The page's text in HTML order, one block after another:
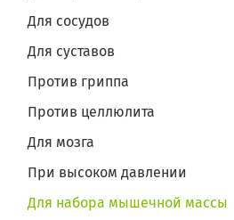
Для сосудов
Для суставов
Против гриппа
Против целлюлита
Для мозга
При высоком давлении
Для набора мышечной массы